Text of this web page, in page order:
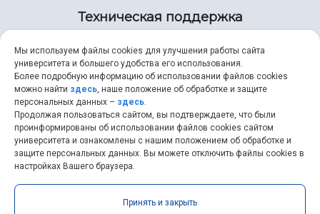
Техническая поддержка
+7 (846) 267-49-99
help@ssau.ru
Самарский университет © 2026 |ssau.ru
Мы используем файлы cookies для улучшения работы сайта
университета и большего удобства его использования.
Более подробную информацию об использовании файлов cookies
можно найти здесь, наше положение об обработке и защите
персональных данных – здесь.
Продолжая пользоваться сайтом, вы подтверждаете, что были
проинформированы об использовании файлов cookies сайтом
университета и ознакомлены с нашим положением об обработке и
защите персональных данных. Вы можете отключить файлы cookies в
настройках Вашего браузера.
Принять и закрыть